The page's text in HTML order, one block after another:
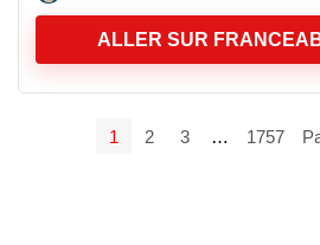
ALLER SUR
1 2 3 … 1757